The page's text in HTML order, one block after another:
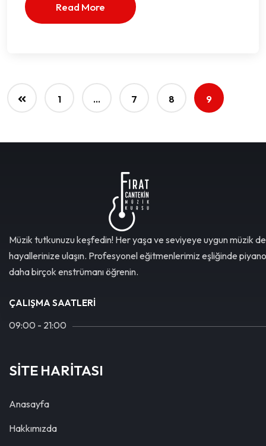
Read More
1 … 7 8 9
Müzik tutkunuzu keşfedin! Her yaşa ve seviyeye uygun müzik
hayallerinize ulaşın. Profesyonel eğitmenlerimiz eşliğinde
daha birçok enstrümanı öğrenin.
ÇALIŞMA SAATLERI
09:00 - 21:00
SİTE HARİTASI
Anasayfa
Hakkımızda